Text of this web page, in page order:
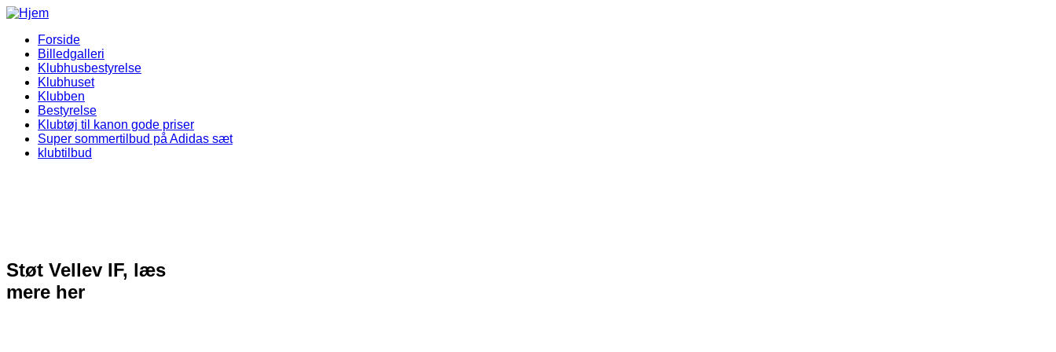
Gå til hovedindhold
Vellev IF Menu
Forside
Billedgalleri
Klubhusbestyrelse
Klubhuset
Klubben
Bestyrelse
Klubtøj til kanon gode priser
Super sommertilbud på Adidas sæt
klubtilbud
Støt Vellev IF, læs
mere her